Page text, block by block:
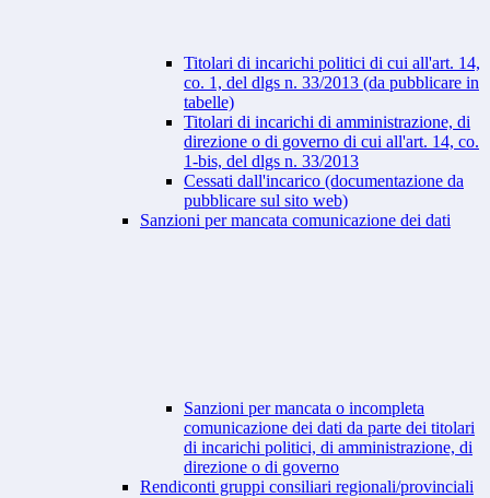
Titolari di incarichi politici di cui all'art. 14,
co. 1, del dlgs n. 33/2013 (da pubblicare in
tabelle)
Titolari di incarichi di amministrazione, di
direzione o di governo di cui all'art. 14, co.
1-bis, del dlgs n. 33/2013
Cessati dall'incarico (documentazione da
pubblicare sul sito web)
Sanzioni per mancata comunicazione dei dati
Sanzioni per mancata o incompleta
comunicazione dei dati da parte dei titolari
di incarichi politici, di amministrazione, di
direzione o di governo
Rendiconti gruppi consiliari regionali/provinciali